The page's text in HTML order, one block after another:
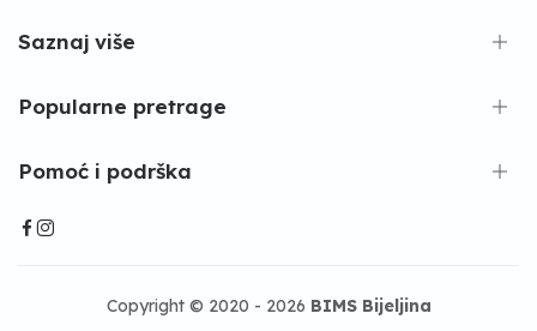
Saznaj više
Popularne pretrage
Pomoć i podrška
Copyright © 2020 - 2026 BIMS Bijeljina